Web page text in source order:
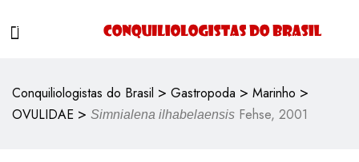
Conquiliologistas do Brasil > Gastropoda > Marinho >
OVULIDAE > Simnialena ilhabelaensis Fehse, 2001